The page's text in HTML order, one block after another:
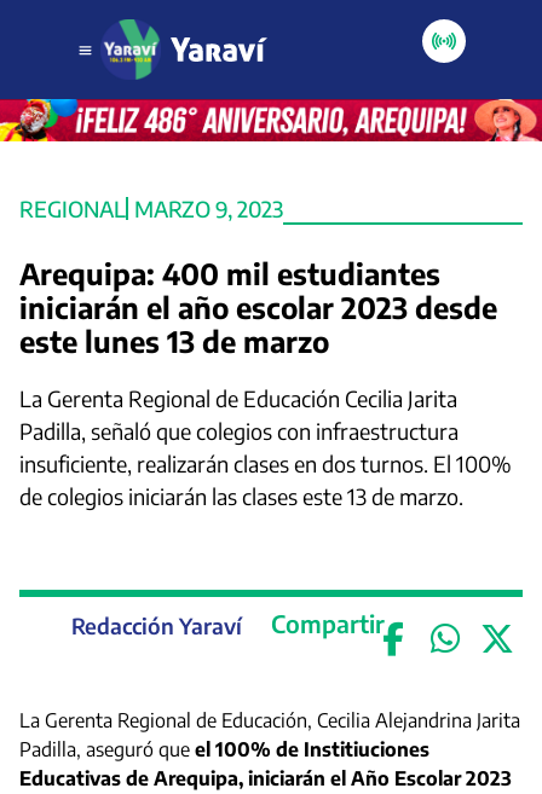
REGIONAL MARZO 9, 2023
Arequipa: 400 mil estudiantes
iniciarán el año escolar 2023 desde
este lunes 13 de marzo
La Gerenta Regional de Educación Cecilia Jarita
Padilla, señaló que colegios con infraestructura
insuficiente, realizarán clases en dos turnos. El 100%
de colegios iniciarán las clases este 13 de marzo.
Redacción Yaraví Compartir
La Gerenta Regional de Educación, Cecilia Alejandrina Jarita
Padilla, aseguró que el 100% de Institiuciones
Educativas de Arequipa, iniciarán el Año Escolar 2023